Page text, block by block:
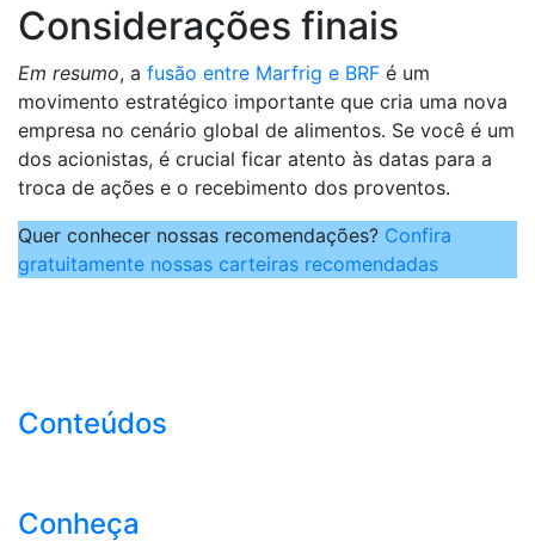
Considerações finais
Em resumo, a fusão entre Marfrig e BRF é um
movimento estratégico importante que cria uma nova
empresa no cenário global de alimentos. Se você é um
dos acionistas, é crucial ficar atento às datas para a
troca de ações e o recebimento dos proventos.
Quer conhecer nossas recomendações? Confira
gratuitamente nossas carteiras recomendadas
Conteúdos
Conheça